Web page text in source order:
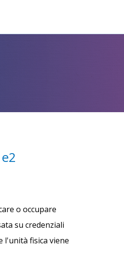
e2
o occupare
su credenziali
l'unità fisica viene